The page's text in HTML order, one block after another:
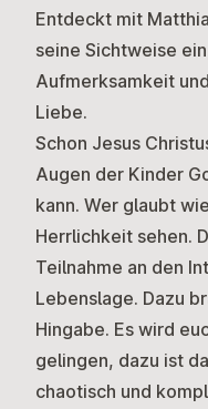
Entdeckt mit
seine Sichtweise
Aufmerksamkeit
Liebe.
Schon Jesus
Augen der Kinder
kann. Wer glaubt
Herrlichkeit sehen.
Teilnahme an den
Lebenslage. Dazu
Hingabe. Es wird
gelingen, dazu ist
chaotisch und